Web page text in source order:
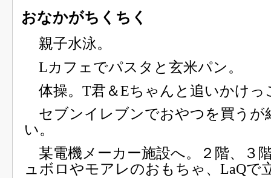
おなかがちくちく
親子水泳。
Lカフェでパスタと玄米パン。
体操。T君＆Eちゃんと追いかけっ
セブンイレブンでおやつを買うが
い。
某電機メーカー施設へ。２階、３
ュボロやモアレのおもちゃ、LaQで